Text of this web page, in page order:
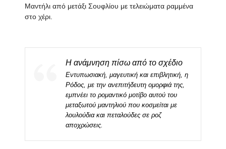
Μαντήλι από μετάξι Σουφλίου με τελειώματα ραμμένα
στο χέρι.
Η ανάμνηση πίσω από το σχέδιο
Εντυπωσιακή, μαγευτική και επιβλητική, η
Ρόδος, με την ανεπιτήδευτη ομορφιά της,
εμπνέει το ρομαντικό μοτίβο αυτού του
μεταξωτού μαντηλιού που κοσμείται με
λουλούδια και πεταλούδες σε ροζ
αποχρώσεις.